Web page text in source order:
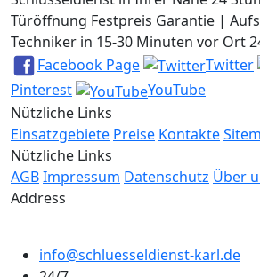
Türöffnung Festpreis Garantie |
Techniker in 15-30 Minuten vor Ort
Facebook Page
Twitter
Pinterest
YouTube
Nützliche Links
Einsatzgebiete Preise Kontakte
Nützliche Links
AGBImpressum Datenschutz Über
Address
info@schluesseldienst-karl.de